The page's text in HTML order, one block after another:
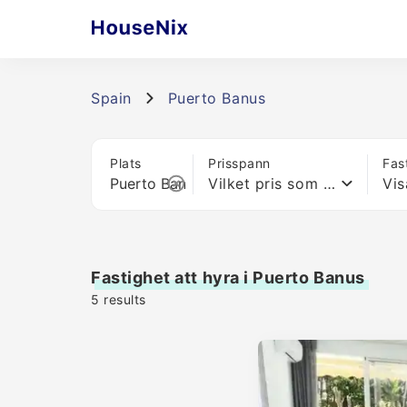
Spain Puerto Banus
Plats Prisspann
Vilket pris som helst
Fastighet att hyra i Puerto Banus
5 results